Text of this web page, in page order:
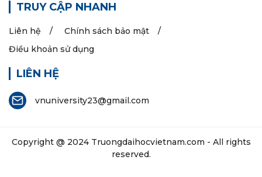
TRUY CẬP NHANH
Liên hệ
Chính sách bảo mật
Điều khoản sử dụng
LIÊN HỆ
vnuniversity23@gmail.com
Copyright @ 2024 Truongdaihocvietnam.com - All rights
reserved.